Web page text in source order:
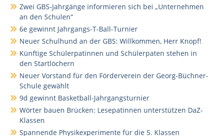
Zwei GBS-Jahrgänge informieren sich bei „Unternehmen
an den Schulen“
6e gewinnt Jahrgangs-T-Ball-Turnier
Neuer Schulhund an der GBS: Willkommen, Herr Knopf!
Künftige Schülerpatinnen und Schülerpaten stehen in
den Startlöchern
Neuer Vorstand für den Förderverein der Georg-Büchner-
Schule gewählt
9d gewinnt Basketball-Jahrgangsturnier
Wörter bauen Brücken: Lesepatinnen unterstützen DaZ-
Klassen
Spannende Physikexperimente für die 5. Klassen